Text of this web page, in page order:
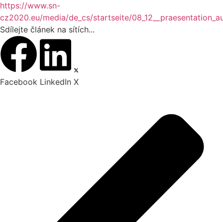
https://www.sn-
cz2020.eu/media/de_cs/startseite/
Sdílejte článek na sítích...
Facebook LinkedIn X